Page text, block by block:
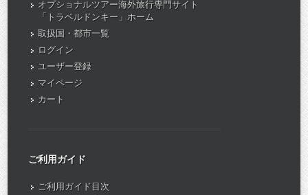
オプショナルツアー海外旅行専門サイト
「トラベルドンキー」ホーム
取扱国・都市一覧
ログイン
ユーザー登録
マイページ
カート
ご利用ガイド
ご利用ガイド目次